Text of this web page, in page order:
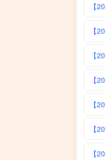
【
【
【
【
【
【
【